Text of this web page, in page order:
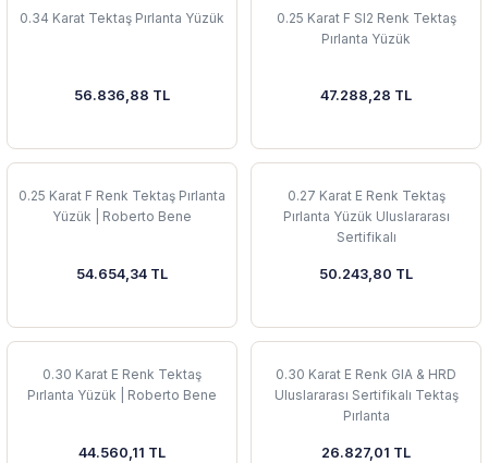
0.34 Karat Tektaş Pırlanta Yüzük
56.836,88 TL
0.25 Karat F SI2 Renk Tektaş
Pırlanta Yüzük
47.288,28 TL
0.25 Karat F Renk Tektaş Pırlanta
Yüzük | Roberto Bene
54.654,34 TL
0.27 Karat E Renk Tektaş
Pırlanta Yüzük Uluslararası
Sertifikalı
50.243,80 TL
0.30 Karat E Renk Tektaş
Pırlanta Yüzük | Roberto Bene
44.560,11 TL
0.30 Karat E Renk GIA & HRD
Uluslararası Sertifikalı Tektaş
Pırlanta
26.827,01 TL